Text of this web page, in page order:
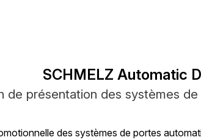
SCHMELZ Automatic
de présentation des systèmes
des systèmes de portes